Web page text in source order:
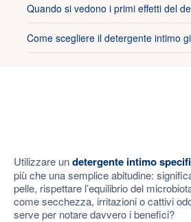
Quando si vedono i primi effetti del
Come scegliere il detergente intimo
Utilizzare undetergente intimo
più che una semplice abitudine:
pelle, rispettare l’equilibrio del
come secchezza, irritazioni o cattivi
serve per notare davvero i benefici?